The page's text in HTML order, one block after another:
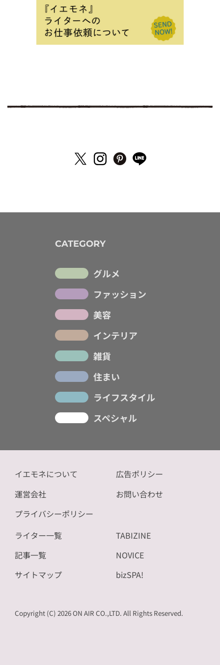
CATEGORY
グルメ
ファッション
美容
インテリア
雑貨
住まい
ライフスタイル
スペシャル
イエモネについて
運営会社
プライバシーポリシー
広告ポリシー
お問い合わせ
ライター一覧
記事一覧
サイトマップ
TABIZINE
NOVICE
bizSPA!
Copyright (C) 2026 ON AIR CO.,LTD. All Rights Reserved.